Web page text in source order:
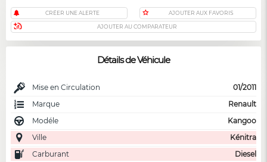
CRÉER UNE ALERTE AJOUTER AUX FAVORIS
AJOUTER AU COMPARATEUR
Détails de Véhicule
Mise en Circulation
01/2011
Marque
Renault
Modéle
Kangoo
Ville
Kénitra
Carburant
Diesel